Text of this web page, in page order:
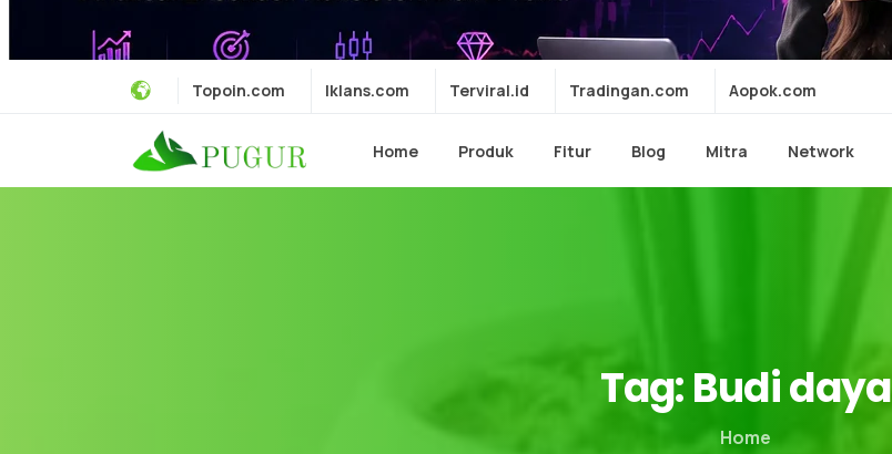
Topoin.com Iklans.com Terviral.id Tradingan.com Aopok.com
Home Produk Fitur Blog Mitra Network
Tag:Budidaya
Home